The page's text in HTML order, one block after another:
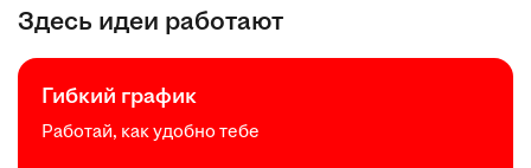
Здесь идеи работают
Гибкий график
Работай, как удобно тебе